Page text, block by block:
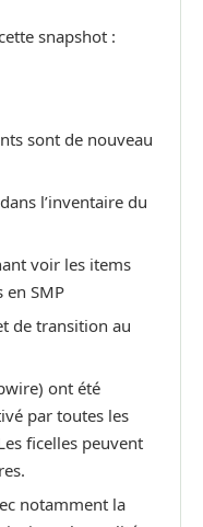
snapshot :
sont de nouveau
dans l’inventaire du
voir les items
en SMP
de transition au
ont été
par toutes les
ficelles peuvent
notamment la